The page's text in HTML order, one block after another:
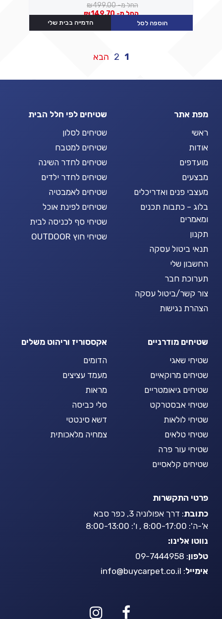
החל מ- ₪499.00
החל מ-
₪149.70
הוספה לסל הדמייה בבית שלי
1
2 הבא
מפת אתר
ראשי
אודות
מועדפים
מבצעים
מעצבי פנים ואדריכלים
בלוג – כתבות תכנים
ומאמרים
תקנון
תנאי ביטול עסקה
החשבון שלי
תערוכת חבר
צור קשר/ביטול עסקה
הצהרת נגישות
שטיחים לפי חלל הבית
שטיחים לסלון
שטיחים למטבח
שטיחים לחדר השינה
שטיחים לחדר ילדים
שטיחים לאמבטיה
שטיחים לפינת אוכל
שטיחי סף לכניסה לבית
שטיחי חוץ OUTDOOR
שטיחים מודרניים
שטיחי שאגי
שטיחים מרוקאיים
שטיחים גיאומטריים
שטיחי אבסטרקט
שטיחי לולאות
שטיחי טלאים
שטיחי עור פרה
שטיחים קלאסיים
אקססוריז וריהוט משלים
הדומים
מעמד עציצים
מראות
סלי כביסה
דשא סינטטי
צמחיה מלאכותית
פרטי התקשרות
כתובת: דרך אפולוניה 3, כפר סבא
א'-ה': 8:00-17:00 , ו': 8:00-13:00
נווטו אלינו:
טלפון: 09-7444958
אימייל:
info@buycarpet.co.il